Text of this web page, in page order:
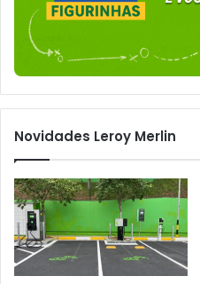
Novidades Leroy Merlin